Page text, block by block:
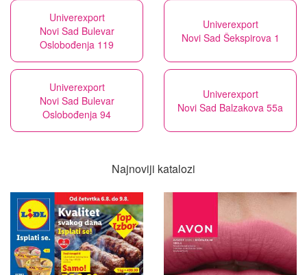
Univerexport
Novi Sad Bulevar
Oslobođenja 119
Univerexport
Novi Sad Šekspirova 1
Univerexport
Novi Sad Bulevar
Oslobođenja 94
Univerexport
Novi Sad Balzakova 55a
Najnoviji katalozi